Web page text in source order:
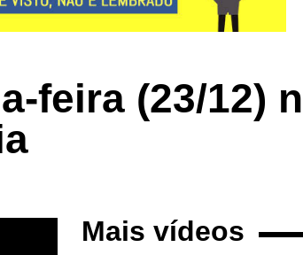
feira (23/12)
Mais vídeos